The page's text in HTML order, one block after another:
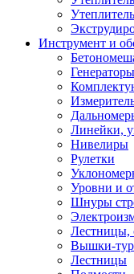
Инструмент и
Линейки,
Нивелиры
Рулетки
Уровни и
Шнуры
Лестницы,
Вышки-
Лестницы